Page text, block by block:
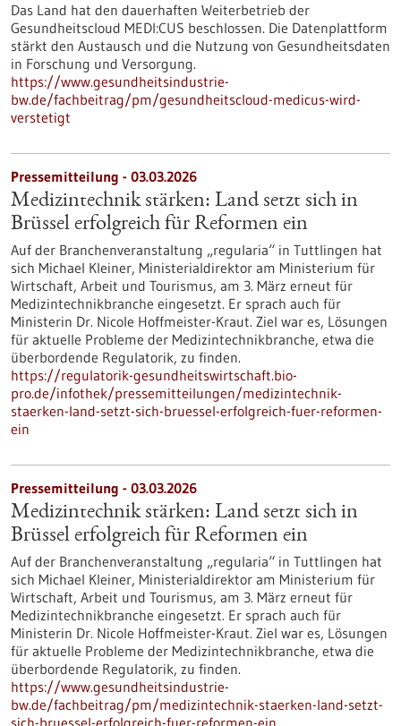
Das Land hat den dauerhaften Weiterbetrieb der
Gesundheitscloud MEDI:CUS beschlossen. Die Datenplattform
stärkt den Austausch und die Nutzung von Gesundheitsdaten
in Forschung und Versorgung.
https://www.gesundheitsindustrie-
bw.de/fachbeitrag/pm/gesundheitscloud-medicus-wird-
verstetigt
Pressemitteilung - 03.03.2026
Medizintechnik stärken: Land setzt sich in
Brüssel erfolgreich für Reformen ein
Auf der Branchenveranstaltung „regularia“ in Tuttlingen hat
sich Michael Kleiner, Ministerialdirektor am Ministerium für
Wirtschaft, Arbeit und Tourismus, am 3. März erneut für
Medizintechnikbranche eingesetzt. Er sprach auch für
Ministerin Dr. Nicole Hoffmeister-Kraut. Ziel war es, Lösungen
für aktuelle Probleme der Medizintechnikbranche, etwa die
überbordende Regulatorik, zu finden.
https://regulatorik-gesundheitswirtschaft.bio-
pro.de/infothek/pressemitteilungen/medizintechnik-
staerken-land-setzt-sich-bruessel-erfolgreich-fuer-reformen-
ein
Pressemitteilung - 03.03.2026
Medizintechnik stärken: Land setzt sich in
Brüssel erfolgreich für Reformen ein
Auf der Branchenveranstaltung „regularia“ in Tuttlingen hat
sich Michael Kleiner, Ministerialdirektor am Ministerium für
Wirtschaft, Arbeit und Tourismus, am 3. März erneut für
Medizintechnikbranche eingesetzt. Er sprach auch für
Ministerin Dr. Nicole Hoffmeister-Kraut. Ziel war es, Lösungen
für aktuelle Probleme der Medizintechnikbranche, etwa die
überbordende Regulatorik, zu finden.
https://www.gesundheitsindustrie-
bw.de/fachbeitrag/pm/medizintechnik-staerken-land-setzt-
sich-bruessel-erfolgreich-fuer-reformen-ein